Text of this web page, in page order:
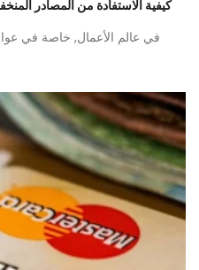
كيفية الاستفادة من المصادر
في عالم الأعمال, خاصة في